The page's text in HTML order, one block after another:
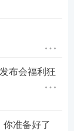
你精准攻
上，一眼就
程。
布会福利狂
你准备好了